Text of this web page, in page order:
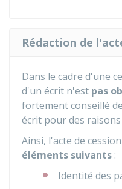
Rédaction de
Dans le cadre d'une
d'un écrit n'est pas
fortement conseillé
écrit pour des
Ainsi, l'acte de
éléments suivants :
Identité des